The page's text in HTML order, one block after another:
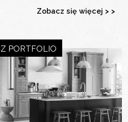
Zobacz się więcej > >
PORTFOLIO